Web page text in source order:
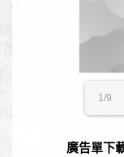
1/9
廣告單下